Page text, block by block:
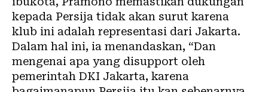
kepada Persija tidak akan surut karena
klub ini adalah representasi dari Jakarta.
Dalam hal ini, ia menandaskan, “Dan
mengenai apa yang disupport oleh
pemerintah DKI Jakarta, karena